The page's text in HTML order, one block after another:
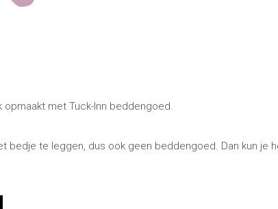
met Tuck-Inn beddengoed.
te leggen, dus ook geen beddengoed. Dan kun je